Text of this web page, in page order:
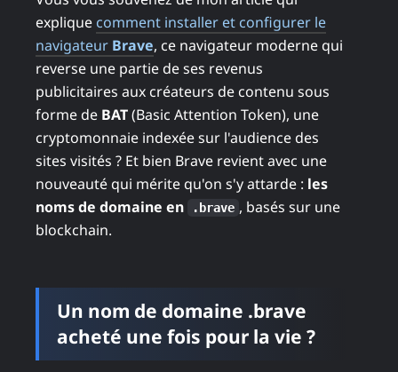
explique comment installer et configurer le
navigateur Brave, ce navigateur moderne qui
reverse une partie de ses revenus
publicitaires aux créateurs de contenu sous
forme de BAT(Basic Attention Token), une
cryptomonnaie indexée sur l'audience des
sites visités ? Et bien Brave revient avec une
nouveauté qui mérite qu'on s'y attarde : les
noms de domaine en
.brave , basés sur une
blockchain.
Un nom de domaine .brave
acheté une fois pour la vie ?